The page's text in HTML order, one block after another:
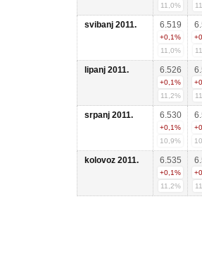
11,0%
svibanj 2011. 6.519
+0,1%
11,0%
lipanj 2011. 6.526
+0,1%
11,2%
srpanj 2011. 6.530
+0,1%
10,9%
kolovoz 2011. 6.535
+0,1%
11,2%